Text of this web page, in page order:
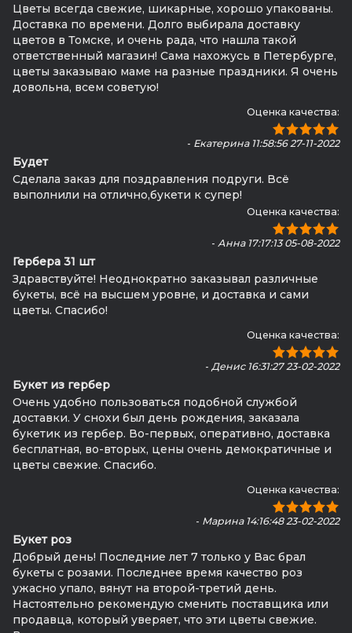
Цветы всегда свежие, шикарные, хорошо упакованы.
Доставка по времени. Долго выбирала доставку
цветов в Томске, и очень рада, что нашла такой
ответственный магазин! Сама нахожусь в Петербурге,
цветы заказываю маме на разные праздники. Я очень
довольна, всем советую!
Оценка качества:
- Екатерина 11:58:56 27-11-2022
Будет
Сделала заказ для поздравления подруги. Всё
выполнили на отлично,букети к супер!
Оценка качества:
- Анна 17:17:13 05-08-2022
Гербера 31 шт
Здравствуйте! Неоднократно заказывал различные
букеты, всё на высшем уровне, и доставка и сами
цветы. Спасибо!
Оценка качества:
- Денис 16:31:27 23-02-2022
Букет из гербер
Очень удобно пользоваться подобной службой
доставки. У снохи был день рождения, заказала
букетик из гербер. Во-первых, оперативно, доставка
бесплатная, во-вторых, цены очень демократичные и
цветы свежие. Спасибо.
Оценка качества:
- Марина 14:16:48 23-02-2022
Букет роз
Добрый день! Последние лет 7 только у Вас брал
букеты с розами. Последнее время качество роз
ужасно упало, вянут на второй-третий день.
Настоятельно рекомендую сменить поставщика или
продавца, который уверяет, что эти цветы свежие.